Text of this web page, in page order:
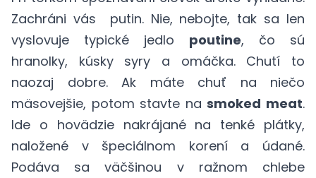
Zachráni vás putin. Nie, nebojte, tak sa len
vyslovuje typické jedlo poutine, čo sú
hranolky, kúsky syry a omáčka. Chutí to
naozaj dobre. Ak máte chuť na niečo
mäsovejšie, potom stavte nasmoked meat.
Ide o hovädzie nakrájané na tenké plátky,
naložené v špeciálnom korení a údané.
Podáva sa väčšinou v ražnom chlebe